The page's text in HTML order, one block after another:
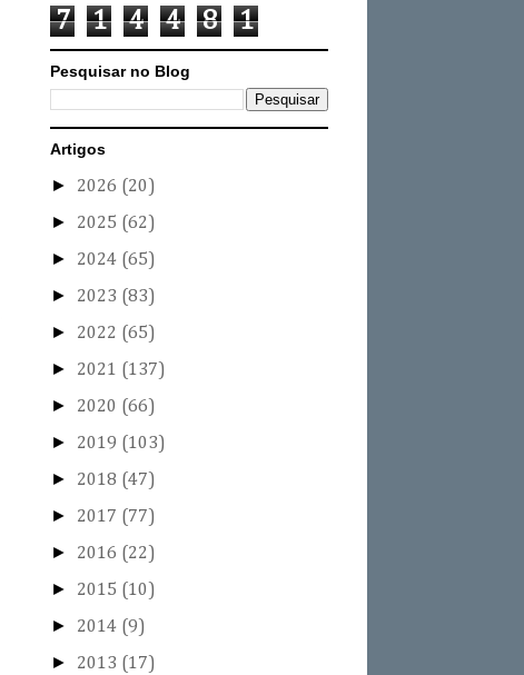
7 1 4 4 8 1
Pesquisar no Blog
Artigos
► 2026 (20)
► 2025 (62)
► 2024 (65)
► 2023 (83)
► 2022 (65)
► 2021 (137)
► 2020 (66)
► 2019 (103)
► 2018 (47)
► 2017 (77)
► 2016 (22)
► 2015 (10)
► 2014 (9)
► 2013 (17)